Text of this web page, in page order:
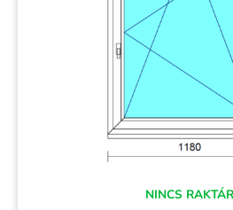
NINCS